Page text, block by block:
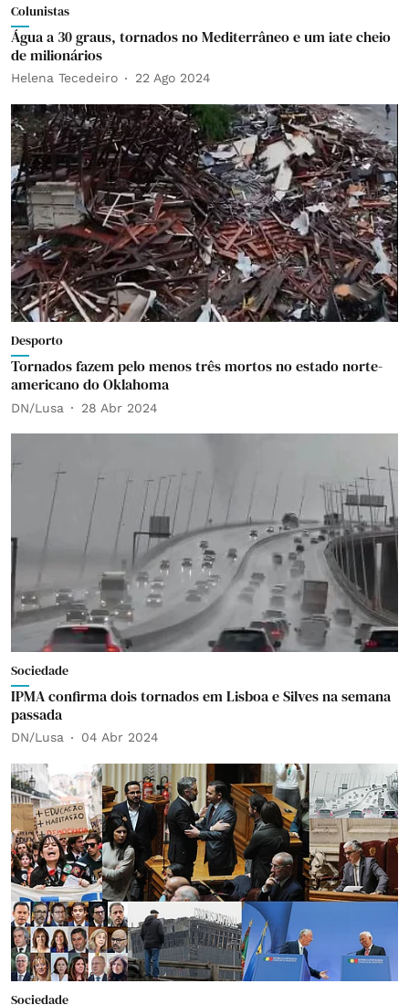
Colunistas
Água a 30 graus, tornados no Mediterrâneo e um iate cheio
de milionários
Helena Tecedeiro 22 Ago 2024
Desporto
Tornados fazem pelo menos três mortos no estado norte-
americano do Oklahoma
DN/Lusa 28 Abr 2024
Sociedade
IPMA confirma dois tornados em Lisboa e Silves na semana
passada
DN/Lusa 04 Abr 2024
Sociedade